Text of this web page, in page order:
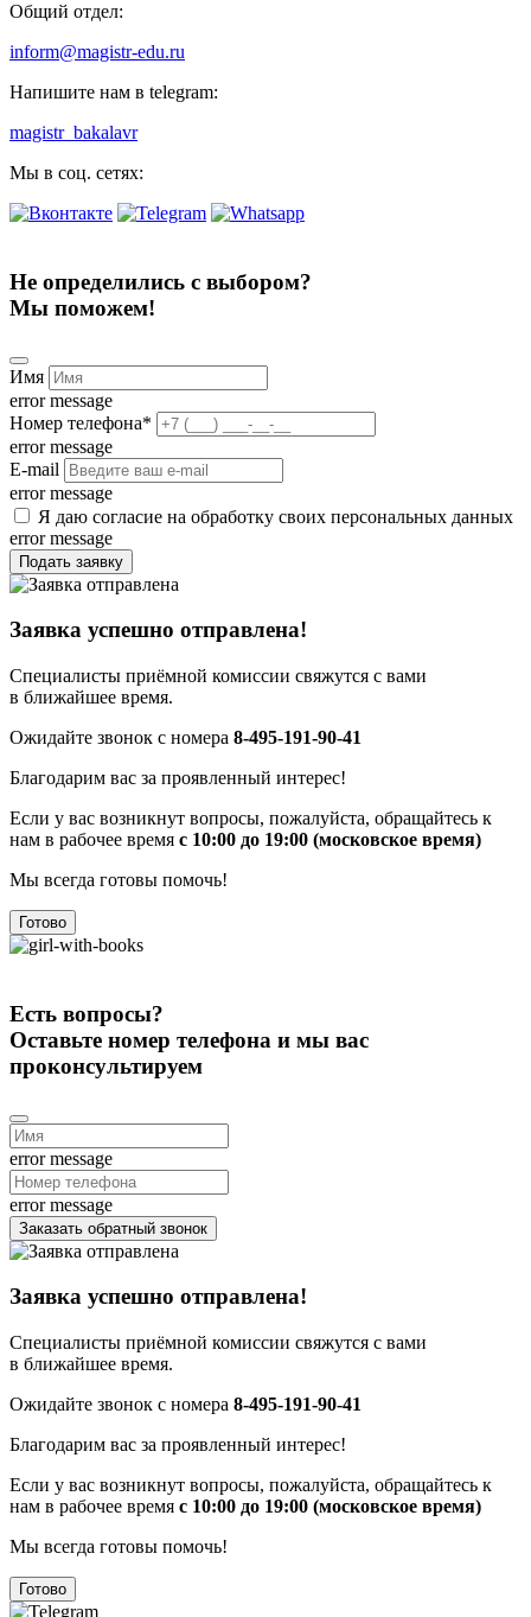
Общий отдел:
inform@magistr-edu.ru
Напишите нам в telegram:
magistr_bakalavr
Мы в соц. сетях:
Не определились с выбором?
Мы поможем!
Имя
error message
Номер телефона*
error message
E-mail
error message
Я даю согласие на обработку своих персональных данных
error message
Подать заявку
Заявка успешно отправлена!
Специалисты приёмной комиссии свяжутся с вами
в ближайшее время.
Ожидайте звонок с номера 8-495-191-90-41
Благодарим вас за проявленный интерес!
Если у вас возникнут вопросы, пожалуйста, обращайтесь к
нам в рабочее время с 10:00 до 19:00 (московское время)
Мы всегда готовы помочь!
Готово
Есть вопросы?
Оставьте номер телефона и мы вас
проконсультируем
error message
error message
Заказать обратный звонок
Заявка успешно отправлена!
Специалисты приёмной комиссии свяжутся с вами
в ближайшее время.
Ожидайте звонок с номера 8-495-191-90-41
Благодарим вас за проявленный интерес!
Если у вас возникнут вопросы, пожалуйста, обращайтесь к
нам в рабочее время с 10:00 до 19:00 (московское время)
Мы всегда готовы помочь!
Готово